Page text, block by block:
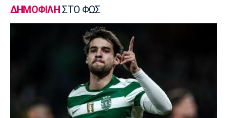
Μπάσκετ Ελλάδα
Στην Καρδίτσα ο Τζόρνταν ΜακΡέι
Βόλος: Σέντρα στο τουρνουά φιλανθρωπικού
Ποδόσφαιρο - Διεθνή
ΔΗΜΟΦΙΛΗ ΣΤΟ ΦΩΣ